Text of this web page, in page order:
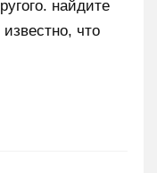
найдите
что